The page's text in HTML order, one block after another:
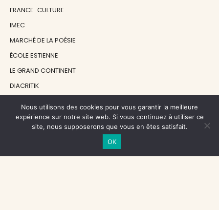
FRANCE-CULTURE
IMEC
MARCHÉ DE LA POÉSIE
ÉCOLE ESTIENNE
LE GRAND CONTINENT
DIACRITIK
NOS SOUTIENS
CENTRE NATIONAL DU LIVRE
Nous utilisons des cookies pour vous garantir la meilleure
expérience sur notre site web. Si vous continuez à utiliser ce
site, nous supposerons que vous en êtes satisfait.
OK